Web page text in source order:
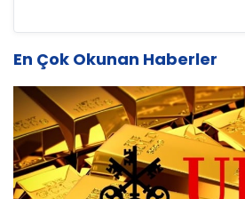
En Çok Okunan Haberler